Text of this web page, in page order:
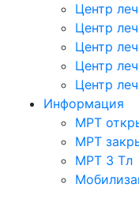
Центр
Центр
Центр
Центр
Центр
Информация
МРТ
МРТ
МРТ 3 Тл